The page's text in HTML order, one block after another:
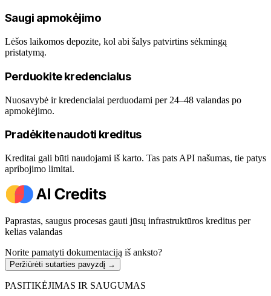
Saugi apmokėjimo
Lėšos laikomos depozite, kol abi šalys patvirtins sėkmingą
pristatymą.
Perduokite kredencialus
Nuosavybė ir kredencialai perduodami per 24–48 valandas po
apmokėjimo.
Pradėkite naudoti kreditus
Kreditai gali būti naudojami iš karto. Tas pats API našumas, tie patys
apribojimo limitai.
Paprastas, saugus procesas gauti jūsų infrastruktūros kreditus per
kelias valandas
Norite pamatyti dokumentaciją iš anksto?
Peržiūrėti sutarties pavyzdį →
PASITIKĖJIMAS IR SAUGUMAS